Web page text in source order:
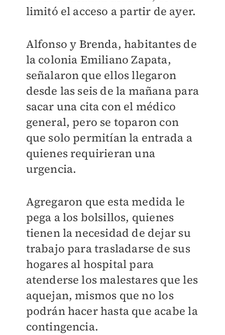
limitó el acceso a partir de ayer.
Alfonso y Brenda, habitantes de
la colonia Emiliano Zapata,
señalaron que ellos llegaron
desde las seis de la mañana para
sacar una cita con el médico
general, pero se toparon con
que solo permitían la entrada a
quienes requirieran una
urgencia.
Agregaron que esta medida le
pega a los bolsillos, quienes
tienen la necesidad de dejar su
trabajo para trasladarse de sus
hogares al hospital para
atenderse los malestares que les
aquejan, mismos que no los
podrán hacer hasta que acabe la
contingencia.